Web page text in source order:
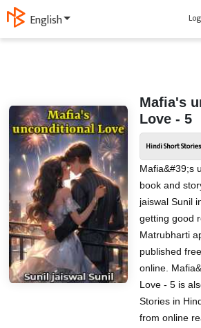
English
Mafia's
Love - 5
Hindi Short Stories
Mafia&#39;s
book and
jaiswal Sunil
getting good
Matrubharti
published
online.
Love - 5 is
Stories in
from online